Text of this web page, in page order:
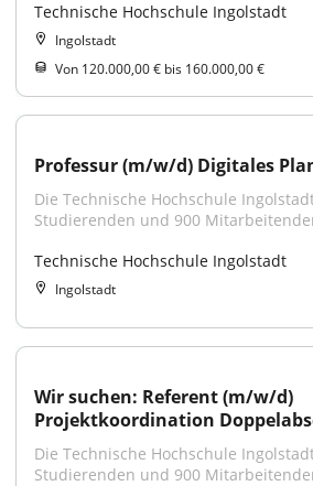
Technische Hochschule Ingolstadt
Ingolstadt
Von 120.000,00 € bis 160.000,00 €
Professur (m/w/d) Digitales
Die Technische Hochschule
Studierenden und 900
Technische Hochschule Ingolstadt
Ingolstadt
Wir suchen: Referent (m/w/d)
Projektkoordination
Die Technische Hochschule
Studierenden und 900